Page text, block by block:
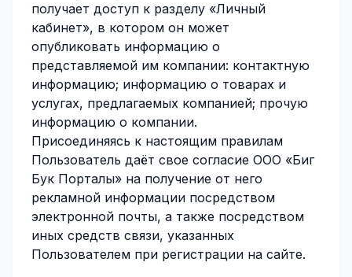
получает доступ к разделу «Личный
кабинет», в котором он может
опубликовать информацию о
представляемой им компании: контактную
информацию; информацию о товарах и
услугах, предлагаемых компанией; прочую
информацию о компании.
Присоединяясь к настоящим правилам
Пользователь даёт свое согласие ООО «Биг
Бук Порталы» на получение от него
рекламной информации посредством
электронной почты, а также посредством
иных средств связи, указанных
Пользователем при регистрации на сайте.